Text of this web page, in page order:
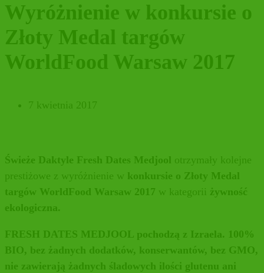
Wyróżnienie w konkursie o
Złoty Medal targów
WorldFood Warsaw 2017
7 kwietnia 2017
Świeże Daktyle Fresh Dates Medjool otrzymały kolejne
prestiżowe z wyróżnienie w konkursie o Złoty Medal
targów WorldFood Warsaw 2017 w kategorii żywność
ekologiczna.
FRESH DATES MEDJOOL pochodzą z Izraela. 100%
BIO, bez żadnych dodatków, konserwantów, bez GMO,
nie zawierają żadnych śladowych ilości glutenu ani